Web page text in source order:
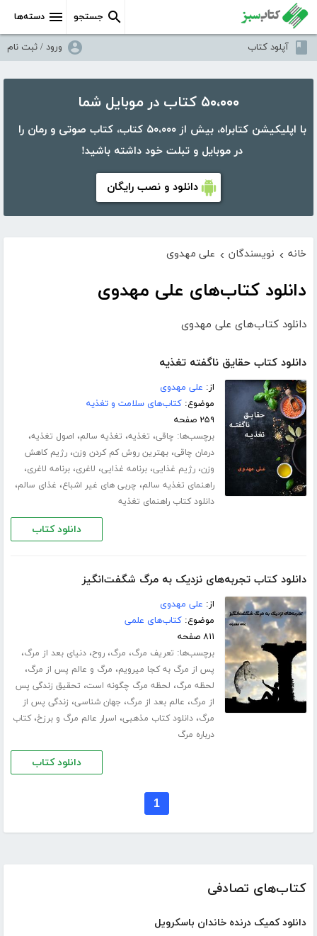
دسته‌ها جستجو
آپلود کتاب ورود / ثبت نام
۵۰،۰۰۰ کتاب در موبایل شما
با اپلیکیشن کتابراه، بیش از ۵۰،۰۰۰ کتاب، کتاب صوتی و رمان را
در موبایل و تبلت خود داشته باشید!
دانلود و نصب رایگان
کتاب‌های تصادفی
دانلود کمیک درنده خاندان باسکرویل
خانه › نویسندگان › علی مهدوی
دانلود کتاب‌های علی مهدوی
دانلود کتاب‌های علی مهدوی
دانلود کتاب حقایق ناگفته تغذیه
از: علی مهدوی
موضوع:کتاب‌های سلامت و تغذیه
۲۵۹ صفحه
برچسب‌ها: چاقی، تغذیه، تغذیه سالم، اصول تغذیه،
درمان چاقی،بهترین روش کم کردن وزن،رژیم کاهش
وزن،رژیم غذایی،برنامه غذایی، لاغری،برنامه لاغری،
راهنمای تغذیه سالم، چربی های غیر اشباع، غذای سالم،
دانلود کتاب راهنمای تغذیه
دانلود کتاب
دانلود کتاب تجربه‌های نزدیک به مرگ شگفت‌انگیز
از: علی مهدوی
موضوع:کتاب‌های علمی
۸۱۱ صفحه
برچسب‌ها: تعریف مرگ، مرگ،روح،دنیای بعد از مرگ،
پس از مرگ به کجا میرویم، مرگ و عالم پس از مرگ،
لحظه مرگ، لحظه مرگ چگونه است، تحقیق زندگی پس
از مرگ، عالم بعد از مرگ، جهان شناسی، زندگی پس از
مرگ،دانلود کتاب مذهبی، اسرار عالم مرگ و برزخ،کتاب
درباره مرگ
دانلود کتاب
1